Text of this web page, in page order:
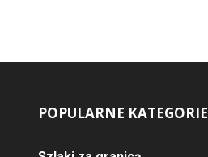
POPULARNE KATEGORIE